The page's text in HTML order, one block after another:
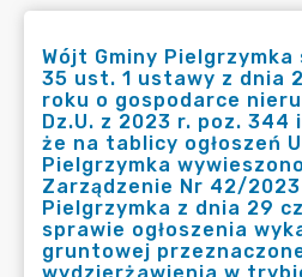
Wójt Gminy
35 ust. 1 ustawy z dnia
roku o gospodarce
Dz.U. z 2023 r. poz. 344
że na tablicy ogłoszeń
Pielgrzymka
Zarządzenie Nr 42/2023
Pielgrzymka z dnia 29
sprawie ogłoszenia
gruntowej